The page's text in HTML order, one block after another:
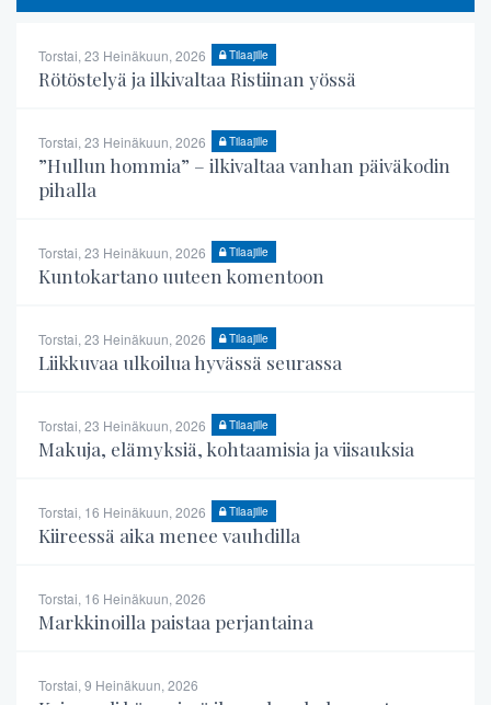
Torstai, 23 Heinäkuun, 2026 Tilaajille
Rötöstelyä ja ilkivaltaa Ristiinan yössä
Torstai, 23 Heinäkuun, 2026 Tilaajille
”Hullun hommia” – ilkivaltaa vanhan päiväkodin
pihalla
Torstai, 23 Heinäkuun, 2026 Tilaajille
Kuntokartano uuteen komentoon
Torstai, 23 Heinäkuun, 2026 Tilaajille
Liikkuvaa ulkoilua hyvässä seurassa
Torstai, 23 Heinäkuun, 2026 Tilaajille
Makuja, elämyksiä, kohtaamisia ja viisauksia
Torstai, 16 Heinäkuun, 2026 Tilaajille
Kiireessä aika menee vauhdilla
Torstai, 16 Heinäkuun, 2026
Markkinoilla paistaa perjantaina
Torstai, 9 Heinäkuun, 2026